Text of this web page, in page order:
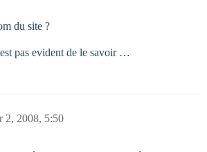
du site ?
pas evident de le savoir …
2, 2008, 5:50